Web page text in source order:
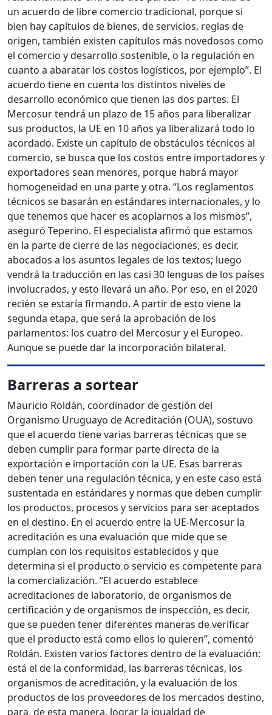
un acuerdo de libre comercio tradicional, porque si
bien hay capítulos de bienes, de servicios, reglas de
origen, también existen capítulos más novedosos como
el comercio y desarrollo sostenible, o la regulación en
cuanto a abaratar los costos logísticos, por ejemplo”. El
acuerdo tiene en cuenta los distintos niveles de
desarrollo económico que tienen las dos partes. El
Mercosur tendrá un plazo de 15 años para liberalizar
sus productos, la UE en 10 años ya liberalizará todo lo
acordado. Existe un capítulo de obstáculos técnicos al
comercio, se busca que los costos entre importadores y
exportadores sean menores, porque habrá mayor
homogeneidad en una parte y otra. “Los reglamentos
técnicos se basarán en estándares internacionales, y lo
que tenemos que hacer es acoplarnos a los mismos”,
aseguró Teperino. El especialista afirmó que estamos
en la parte de cierre de las negociaciones, es decir,
abocados a los asuntos legales de los textos; luego
vendrá la traducción en las casi 30 lenguas de los países
involucrados, y esto llevará un año. Por eso, en el 2020
recién se estaría firmando. A partir de esto viene la
segunda etapa, que será la aprobación de los
parlamentos: los cuatro del Mercosur y el Europeo.
Aunque se puede dar la incorporación bilateral.
Barreras a sortear
Mauricio Roldán, coordinador de gestión del
Organismo Uruguayo de Acreditación (OUA), sostuvo
que el acuerdo tiene varias barreras técnicas que se
deben cumplir para formar parte directa de la
exportación e importación con la UE. Esas barreras
deben tener una regulación técnica, y en este caso está
sustentada en estándares y normas que deben cumplir
los productos, procesos y servicios para ser aceptados
en el destino. En el acuerdo entre la UE-Mercosur la
acreditación es una evaluación que mide que se
cumplan con los requisitos establecidos y que
determina si el producto o servicio es competente para
la comercialización. “El acuerdo establece
acreditaciones de laboratorio, de organismos de
certificación y de organismos de inspección, es decir,
que se pueden tener diferentes maneras de verificar
que el producto está como ellos lo quieren”, comentó
Roldán. Existen varios factores dentro de la evaluación:
está el de la conformidad, las barreras técnicas, los
organismos de acreditación, y la evaluación de los
productos de los proveedores de los mercados destino,
para, de esta manera, lograr la igualdad de